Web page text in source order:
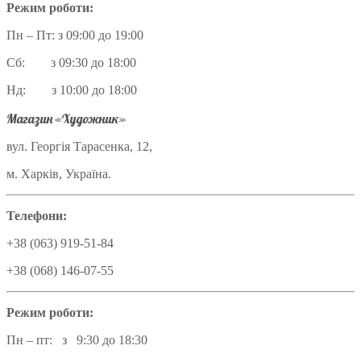
Режим роботи:
Пн – Пт: з 09:00 до 19:00
Сб: з 09:30 до 18:00
Нд: з 10:00 до 18:00
Магазин «Художник»
вул. Георгія Тарасенка, 12,
м. Харків, Україна.
Телефони:
+38 (063) 919-51-84
+38 (068) 146-07-55
Режим роботи:
Пн – пт: з 9:30 до 18:30